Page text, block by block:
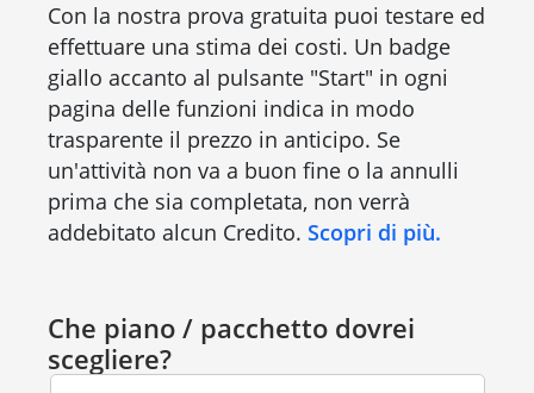
Con la nostra prova gratuita puoi testare ed
effettuare una stima dei costi. Un badge
giallo accanto al pulsante "Start" in ogni
pagina delle funzioni indica in modo
trasparente il prezzo in anticipo. Se
un'attività non va a buon fine o la annulli
prima che sia completata, non verrà
addebitato alcun Credito. Scopri di più.
Che piano / pacchetto dovrei
scegliere?